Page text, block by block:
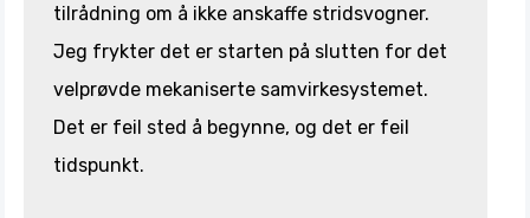
tilrådning om å ikke anskaffe stridsvogner.
Jeg frykter det er starten på slutten for det
velprøvde mekaniserte samvirkesystemet.
Det er feil sted å begynne, og det er feil
tidspunkt.